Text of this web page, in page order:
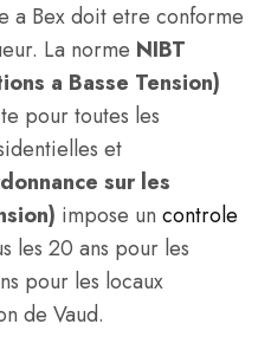
a Bex doit etre conforme
La norme NIBT
a Basse Tension)
pour toutes les
et
sur les
impose un controle
les 20 ans pour les
pour les locaux
de Vaud.